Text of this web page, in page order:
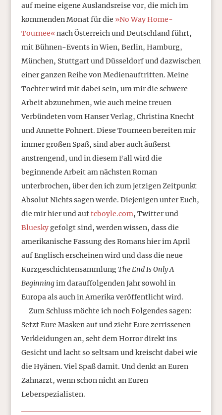
auf meine eigene Auslandsreise vor, die mich im
kommenden Monat für die »No Way Home-
Tournee«nach Österreich und Deutschland führt,
mit Bühnen-Events in Wien, Berlin, Hamburg,
München, Stuttgart und Düsseldorf und dazwischen
einer ganzen Reihe von Medienauftritten. Meine
Tochter wird mit dabei sein, um mir die schwere
Arbeit abzunehmen, wie auch meine treuen
Verbündeten vom Hanser Verlag, Christina Knecht
und Annette Pohnert. Diese Tourneen bereiten mir
immer großen Spaß, sind aber auch äußerst
anstrengend, und in diesem Fall wird die
beginnende Arbeit am nächsten Roman
unterbrochen, über den ich zum jetzigen Zeitpunkt
Absolut Nichts sagen werde. Diejenigen unter Euch,
die mir hier und auftcboyle.com, Twitter und
Blueskygefolgt sind, werden wissen, dass die
amerikanische Fassung des Romans hier im April
auf Englisch erscheinen wird und dass die neue
KurzgeschichtensammlungThe End Is Only A
Beginningim darauffolgenden Jahr sowohl in
Europa als auch in Amerika veröffentlicht wird.
Zum Schluss möchte ich noch Folgendes sagen:
Setzt Eure Masken auf und zieht Eure zerrissenen
Verkleidungen an, seht dem Horror direkt ins
Gesicht und lacht so seltsam und kreischt dabei wie
die Hyänen. Viel Spaß damit. Und denkt an Euren
Zahnarzt, wenn schon nicht an Euren
Leberspezialisten.